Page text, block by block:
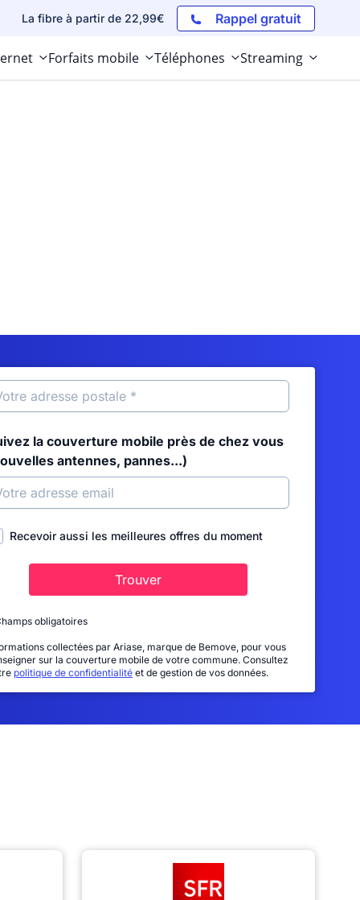
La fibre à partir de 22,99€ Rappel gratuit
Forfaits mobile Téléphones Streaming
la couverture mobile près de chez vous
antennes, pannes...)
Recevoir aussi les meilleures offres du moment
Trouver
obligatoires
collectées par Ariase, marque de Bemove, pour vous
sur la couverture mobile de votre commune. Consultez
politique de confidentialité et de gestion de vos données.